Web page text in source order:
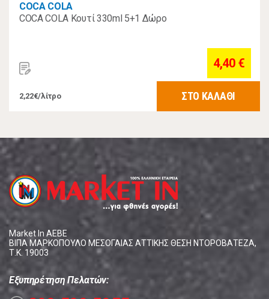
COCA COLA
COCA COLA Κουτί 330ml 5+1 Δώρο
4,40 €
2,22€/λίτρο ΣΤΟ ΚΑΛΑΘΙ
Market In ΑΕΒΕ
ΒΙΠΑ ΜΑΡΚΟΠΟΥΛΟ ΜΕΣΟΓΑΙΑΣ ΑΤΤΙΚΗΣ ΘΕΣΗ ΝΤΟΡΟΒΑΤΕΖΑ,
Τ.Κ. 19003
Εξυπηρέτηση Πελατών: